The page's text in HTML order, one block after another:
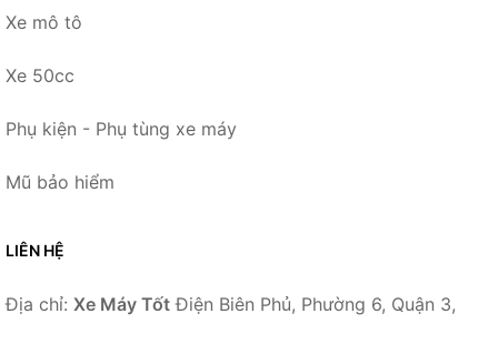
Xe mô tô
Xe 50cc
Phụ kiện - Phụ tùng xe máy
Mũ bảo hiểm
LIÊN HỆ
Địa chỉ: Xe Máy Tốt Điện Biên Phủ, Phường 6, Quận 3,